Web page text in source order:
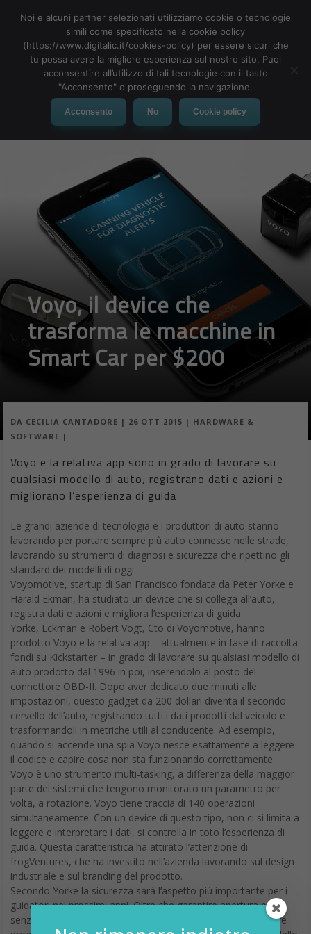
MENU
Voyo, il device che
trasforma le macchine in
Smart Car per $200
DA CECILIA CANTADORE | 26 OTT 2015 | HARDWARE &
SOFTWARE |
Voyo e la relativa app sono in grado di lavorare su
qualsiasi modello di auto, registrano dati e azioni e
migliorano l’esperienza di guida
Le grandi aziende di tecnologia e i produttori di auto stanno
lavorando per portare sempre più auto connesse nelle strade,
lavorando su strumenti di diagnosi e sicurezza che ripettino gli
standard dei modelli di oggi.
Voyomotive, startup di San Francisco fondata da Peter Yorke e
Harald Ekman, ha studiato un device che si collega all’auto,
registra dati e azioni e migliora l’esperienza di guida.
Yorke, Eckman e Robert Vogt, Cto di Voyomotive, hanno
prodotto Voyo e la relativa app – attualmente in fase di raccolta
fondi su Kickstarter – in grado di lavorare su qualsiasi modello di
auto prodotto dal 1996 in poi, inserendolo al posto del
connettore OBD-II. Dopo aver dedicato due minuti alle
impostazioni, questo gadget da 200 dollari diventa il secondo
cervello dell’auto, registrando tutti i dati prodotti dal veicolo e
trasformandoli in metriche utili al conducente. Ad esempio,
quando si accende una spia Voyo riesce esattamente a leggere
il codice e capire cosa non sta funzionando correttamente.
Voyo è uno strumento multi-tasking, a differenza della maggior
parte dei sistemi che tengono monitorato un parametro per
volta, a rotazione. Voyo tiene traccia di 140 operazioni
simultaneamente. Con un device di questo tipo, non ci si limita a
leggere e interpretare i dati, si controlla in toto l’esperienza di
guida. Questa caratteristica ha attirato l’attenzione di
frogVentures, che ha investito nell’azienda lavorando sul design
industriale e sul branding del prodotto.
Secondo Yorke la sicurezza sarà l’aspetto più importante per i
guidatori nei prossimi anni. Oltre che garantire apertura porte
senza chiavi e chiusura/apertura da remoto, Voyo può essere
Noi e alcuni partner selezionati utilizziamo cookie o tecnologie
simili come specificato nella cookie policy
(https://www.digitalic.it/cookies-policy) per essere sicuri che
tu possa avere la migliore esperienza sul nostro sito. Puoi
acconsentire all’utilizzo di tali tecnologie con il tasto
"Acconsento" o proseguendo la navigazione.
Acconsento No Cookie policy